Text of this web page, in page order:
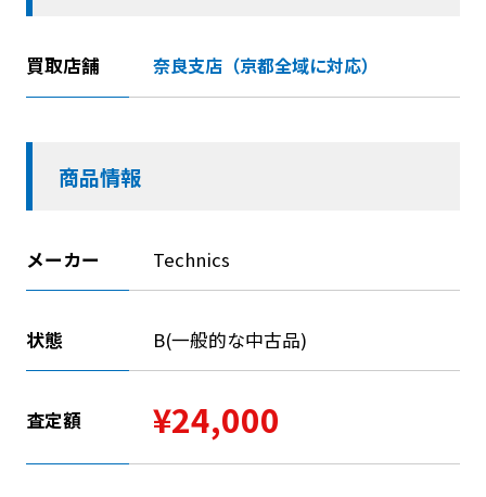
買取店舗 奈良支店（京都全域に対応）
商品情報
メーカー Technics
状態 B(一般的な中古品)
査定額 ¥24,000